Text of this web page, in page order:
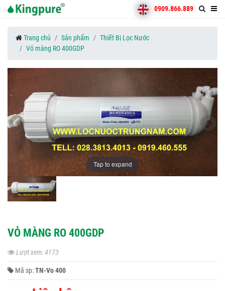
0909.866.889
Trang chủ Sản phẩm
Thiết Bị Lọc Nước
Vỏ màng RO 400GDP
Tap to expand
VỎ MÀNG RO 400GDP
Lượt xem: 4173
Mã sp:TN-Vo 400